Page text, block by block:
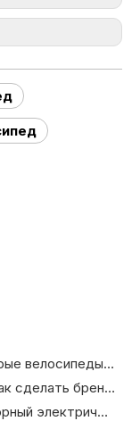
Некоторые велосипеды получают освобождение от 25% тарифа
Cybic: как сделать бренд образом жизни
Cybic Горный электрический велосипед |Откройте новый опыт горного велосипедного спорта